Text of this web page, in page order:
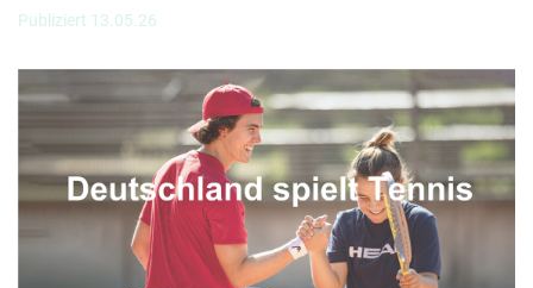
Publiziert 13.05.26